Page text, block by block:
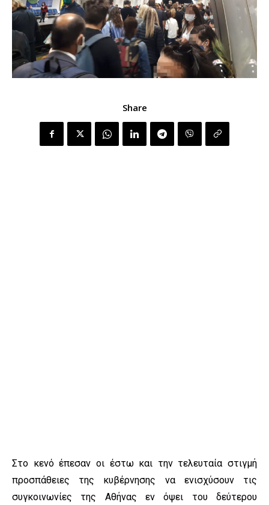
Share
Στο κενό έπεσαν οι έστω και την τελευταία στιγμή
προσπάθειες της κυβέρνησης να ενισχύσουν τις
συγκοινωνίες της Αθήνας εν όψει του δεύτερου